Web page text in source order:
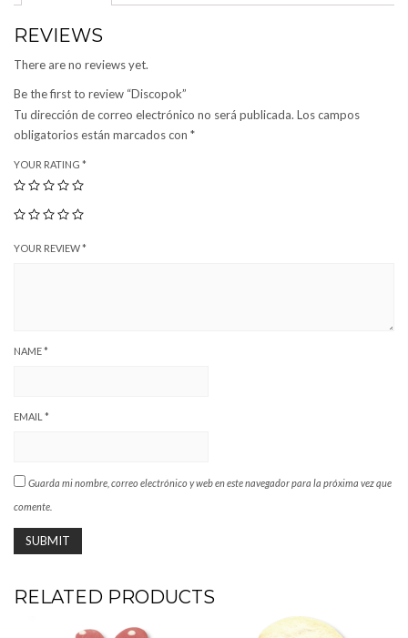
REVIEWS
There are no reviews yet.
Be the first to review “Discopok”
Tu dirección de correo electrónico no será publicada. Los campos
obligatorios están marcados con *
YOUR RATING *
YOUR REVIEW*
NAME*
EMAIL *
Guarda mi nombre, correo electrónico y web en este navegador para la próxima vez que
comente.
RELATED PRODUCTS